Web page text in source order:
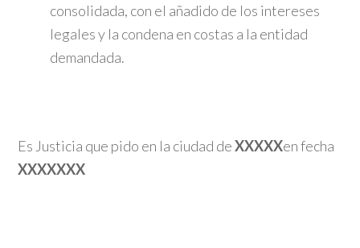
consolidada, con el añadido de los intereses
legales y la condena en costas a la entidad
demandada.
Es Justicia que pido en la ciudad deXXXXXen fecha
XXXXXXX